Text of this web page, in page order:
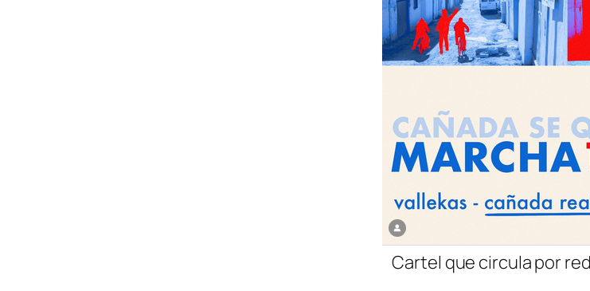
Cartel que circula por